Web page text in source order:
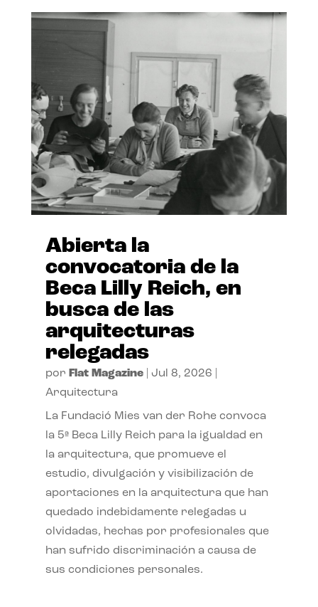
Abierta la
convocatoria de la
Beca Lilly Reich, en
busca de las
arquitecturas
relegadas
por Flat Magazine| Jul 8, 2026
Arquitectura
La Fundació Mies van der Rohe convoca
la 5ª Beca Lilly Reich para la igualdad en
la arquitectura, que promueve el
estudio, divulgación y visibilización de
aportaciones en la arquitectura que han
quedado indebidamente relegadas u
olvidadas, hechas por profesionales que
han sufrido discriminación a causa de
sus condiciones personales.